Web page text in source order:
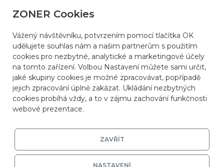
ZONER Cookies
Vážený návštěvníku, potvrzením pomocí tlačítka OK
udělujete souhlas nám a našim partnerům s použitím
cookies pro nezbytné, analytické a marketingové účely
na tomto zařízení. Volbou Nastavení můžete sami určit,
jaké skupiny cookies je možné zpracovávat, popřípadě
jejich zpracování úplně zakázat. Ukládání nezbytných
cookies probíhá vždy, a to v zájmu zachování funkčnosti
webové prezentace.
ZAVŘÍT
NASTAVENÍ